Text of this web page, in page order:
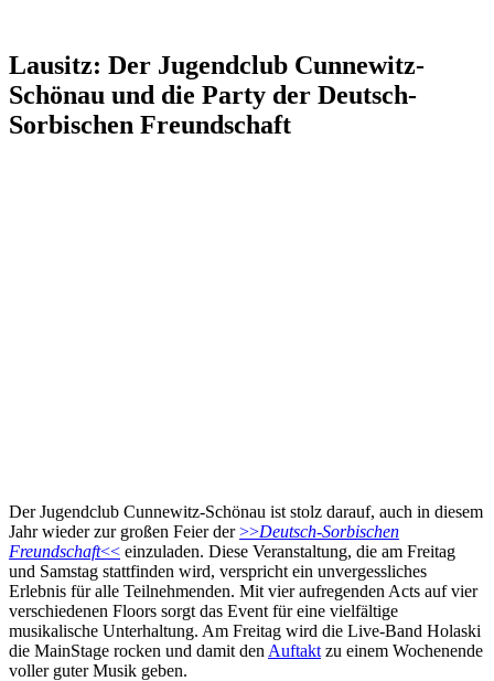
Lausitz: Der Jugendclub Cunnewitz-
Schönau und die Party der Deutsch-
Sorbischen Freundschaft
Der Jugendclub Cunnewitz-Schönau ist stolz darauf, auch in diesem
Jahr wieder zur großen Feier der>>Deutsch-Sorbischen
Freundschaft<< einzuladen. Diese Veranstaltung, die am Freitag
und Samstag stattfinden wird, verspricht ein unvergessliches
Erlebnis für alle Teilnehmenden. Mit vier aufregenden Acts auf vier
verschiedenen Floors sorgt das Event für eine vielfältige
musikalische Unterhaltung. Am Freitag wird die Live-Band Holaski
die MainStage rocken und damit den Auftakt zu einem Wochenende
voller guter Musik geben.